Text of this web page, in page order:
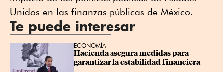
Unidos en las finanzas públicas de México.
Te puede interesar
ECONOMÍA
Hacienda asegura medidas para
garantizar la estabilidad financiera